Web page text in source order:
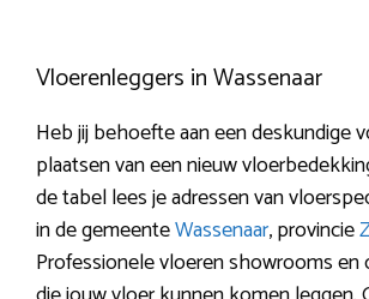
Vloerenleggers in Wassenaar
Heb jij behoefte aan een deskundige
plaatsen van een nieuw
de tabel lees je adressen van
in de gemeenteWassenaar, provincie
Professionele vloeren showrooms en